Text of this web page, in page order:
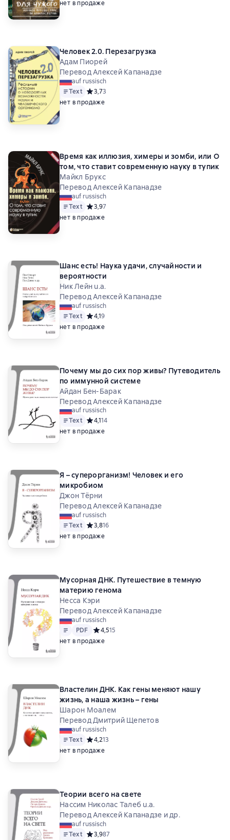
нет в продаже
Человек 2.0. Перезагрузка
Адам Пиорей
Перевод Алексей Капанадзе
auf russisch
Text Средний рейтинг 3,7 на основе 3 оценок
3,73
нет в продаже
Время как иллюзия, химеры и зомби, или О
том, что ставит современную науку в тупик
Майкл Брукс
Перевод Алексей Капанадзе
auf russisch
Text Средний рейтинг 3,9 на основе 7 оценок
3,97
нет в продаже
Шанс есть! Наука удачи, случайности и
вероятности
Ник Лейн u.a.
Перевод Алексей Капанадзе
auf russisch
Text Средний рейтинг 4,1 на основе 9 оценок
4,19
нет в продаже
Почему мы до сих пор живы? Путеводитель
по иммунной системе
Айдан Бен-Барак
Перевод Алексей Капанадзе
auf russisch
Text Средний рейтинг 4,1 на основе 14 оценок
4,114
нет в продаже
Я – суперорганизм! Человек и его
микробиом
Джон Тёрни
Перевод Алексей Капанадзе
auf russisch
Text Средний рейтинг 3,8 на основе 16 оценок
3,816
нет в продаже
Мусорная ДНК. Путешествие в темную
материю генома
Несса Кэри
Перевод Алексей Капанадзе
auf russisch
Text
PDF
PDF Средний рейтинг 4,5 на основе 15 оценок
4,515
нет в продаже
Властелин ДНК. Как гены меняют нашу
жизнь, а наша жизнь – гены
Шарон Моалем
Перевод Дмитрий Щепетов
auf russisch
Text Средний рейтинг 4,2 на основе 13 оценок
4,213
нет в продаже
Теории всего на свете
Нассим Николас Талеб u.a.
Перевод Алексей Капанадзе и др.
auf russisch
Text Средний рейтинг 3,9 на основе 87 оценок
3,987